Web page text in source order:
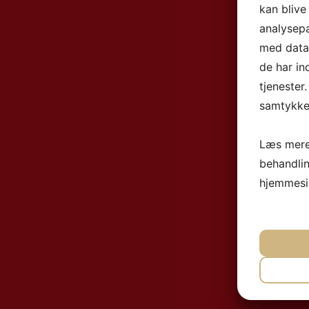
kan
med
de har
Læs